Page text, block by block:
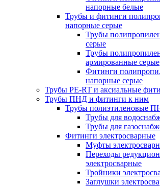
напорные белые
Трубы и фитинги
напорные серые
Трубы
серые
Трубы
армированные серые
Фитинги
напорные серые
Трубы PE-RT и аксиальные
Трубы ПНД и фитинги к ним
Трубы полиэтиленовые
Трубы для
Трубы для
Фитинги электросварные
Муфты
Переходы
электросварные
Тройники
Заглушки